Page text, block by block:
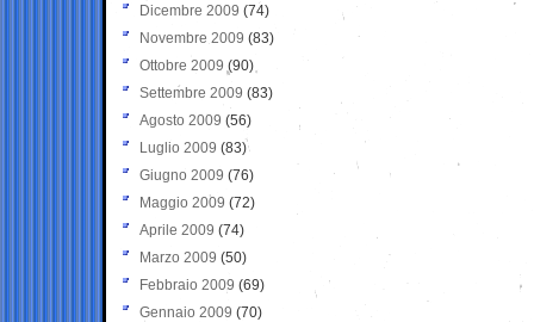
Dicembre 2009 (74)
Novembre 2009 (83)
Ottobre 2009 (90)
Settembre 2009 (83)
Agosto 2009 (56)
Luglio 2009 (83)
Giugno 2009 (76)
Maggio 2009 (72)
Aprile 2009 (74)
Marzo 2009 (50)
Febbraio 2009 (69)
Gennaio 2009 (70)